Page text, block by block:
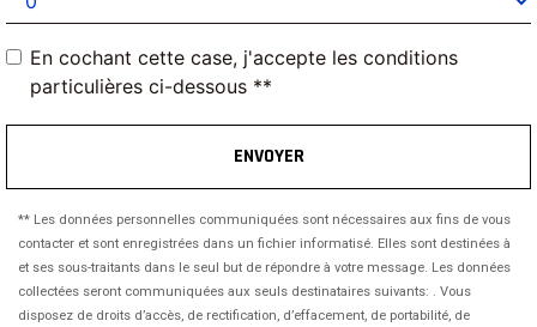
En cochant cette case, j'accepte les conditions
particulières ci-dessous **
ENVOYER
** Les données personnelles communiquées sont nécessaires aux fins de vous
contacter et sont enregistrées dans un fichier informatisé. Elles sont destinées à
et ses sous-traitants dans le seul but de répondre à votre message. Les données
collectées seront communiquées aux seuls destinataires suivants: . Vous
disposez de droits d’accès, de rectification, d’effacement, de portabilité, de